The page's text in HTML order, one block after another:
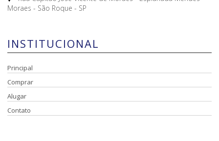
Moraes - São Roque - SP
INSTITUCIONAL
Principal
Comprar
Alugar
Contato